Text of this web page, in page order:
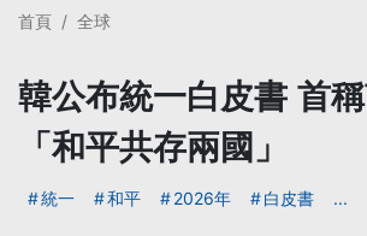
首頁 全球
韓公布統一白皮書 首
「和平共存兩國」
統一 和平 2026年 白皮書 ...